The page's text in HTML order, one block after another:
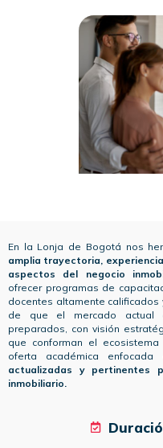
En la Lonja de Bogotá nos
amplia trayectoria,
aspectos del negocio
ofrecer programas de
docentes altamente calificados
de que el mercado actual
preparados, con visión
que conforman el
oferta académica
actualizadas y pertinentes
inmobiliario.